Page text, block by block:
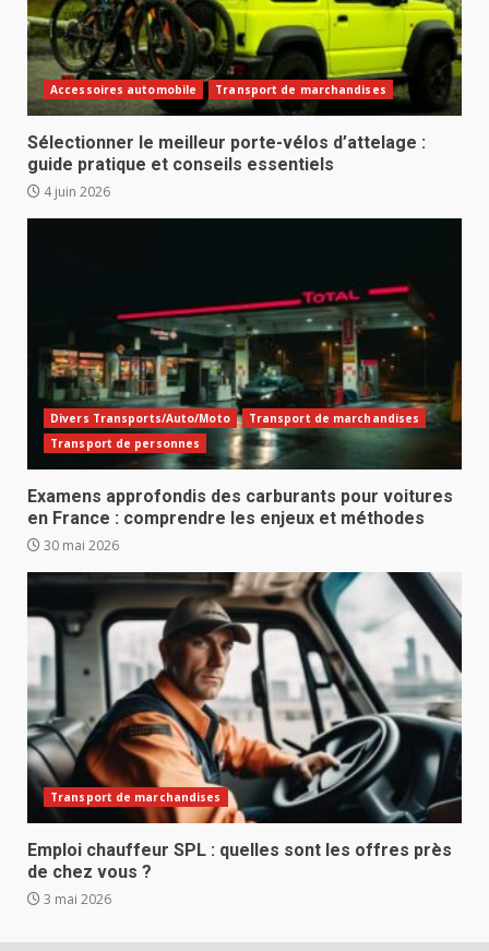
Accessoires automobile Transport de marchandises
Sélectionner le meilleur porte-vélos d’attelage :
guide pratique et conseils essentiels
4 juin 2026
Divers Transports/Auto/Moto
Transport de marchandises
Transport de personnes
Examens approfondis des carburants pour voitures
en France : comprendre les enjeux et méthodes
30 mai 2026
Transport de marchandises
Emploi chauffeur SPL : quelles sont les offres près
de chez vous ?
3 mai 2026